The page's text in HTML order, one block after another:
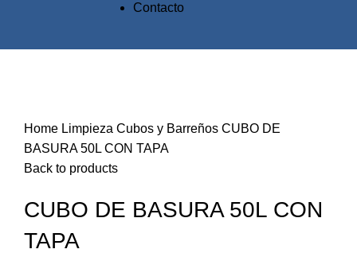
Contacto
Home Limpieza Cubos y Barreños CUBO DE
BASURA 50L CON TAPA
Back to products
CUBO DE BASURA 50L CON
TAPA